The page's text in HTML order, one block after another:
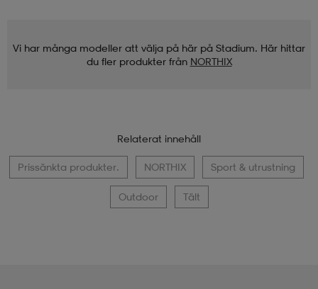
Vi har många modeller att välja på här på Stadium. Här hittar
du fler produkter från NORTHIX
Relaterat innehåll
Prissänkta produkter. NORTHIX Sport & utrustning
Outdoor Tält